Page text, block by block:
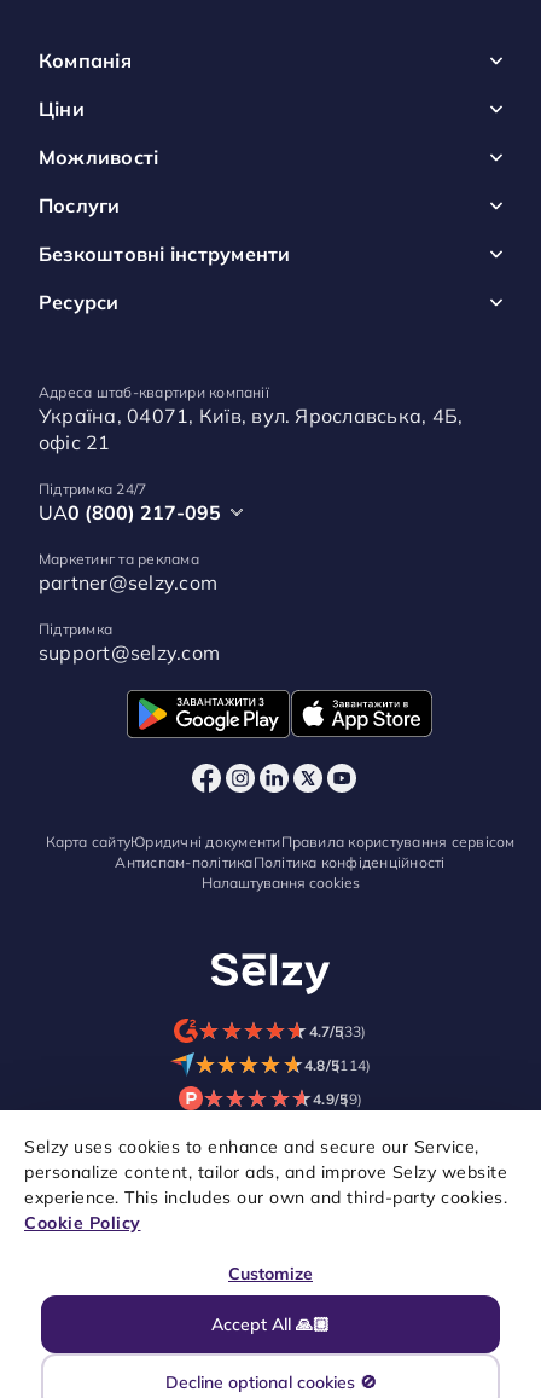
Selzy uses cookies to enhance and secure our Service,
personalize content, tailor ads, and improve Selzy website
experience. This includes our own and third-party cookies.
Cookie Policy
Accept All 🙏🏼
Customize
Decline optional cookies 🚫
Компанія
Ціни
Можливості
Послуги
Безкоштовні інструменти
Ресурси
Адреса штаб-квартири компанії
Україна, 04071, Київ, вул. Ярославська, 4Б,
офіс 21
Підтримка 24/7
UA0 (800) 217-095
Маркетинг та реклама
partner@selzy.com
Підтримка
support@selzy.com
Карта сайтуЮридичні документиПравила користування сервісом
Антиспам-політикаПолітика конфіденційності
Налаштування cookies
★★★★★
★★★★★4.7/5(33)
★★★★★
★★★★★4.8/5(114)
★★★★★
★★★★★4.9/5(9)